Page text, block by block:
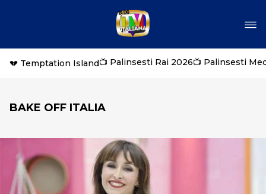
💔 Temptation Island📺 Palinsesti Rai 2026📺 Palinsesti
BAKE OFF ITALIA